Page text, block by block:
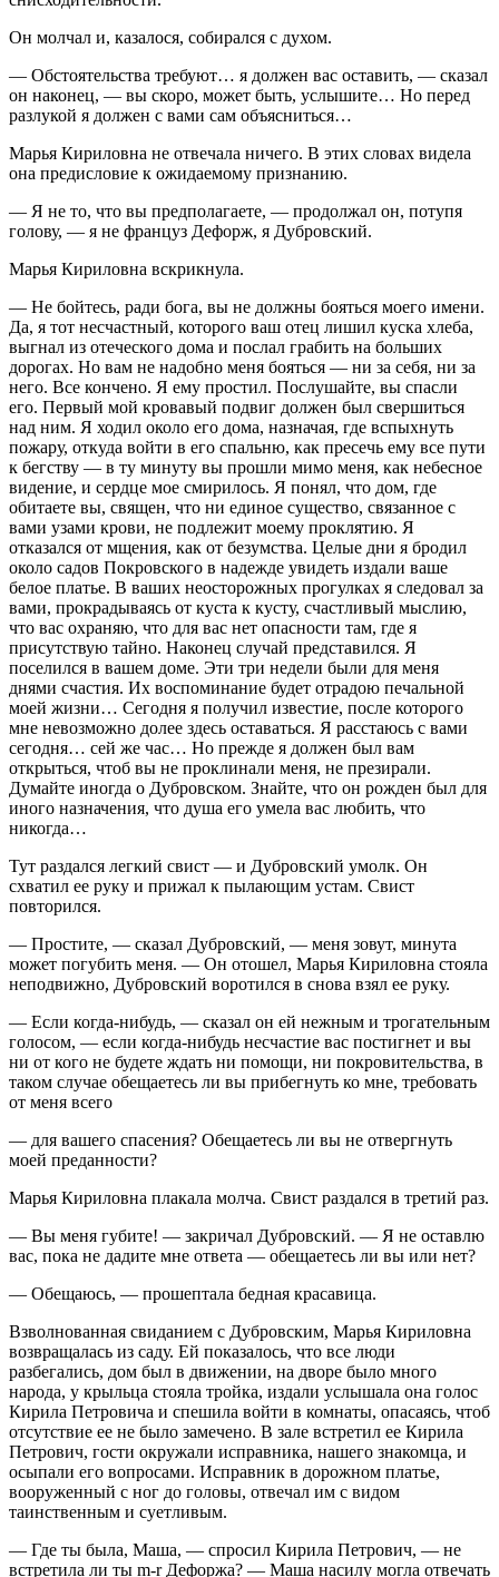
Он молчал и, казалося, собирался с духом.
— Обстоятельства требуют… я должен вас оставить, — сказал
он наконец, — вы скоро, может быть, услышите… Но перед
разлукой я должен с вами сам объясниться…
Марья Кириловна не отвечала ничего. В этих словах видела
она предисловие к ожидаемому признанию.
— Я не то, что вы предполагаете, — продолжал он, потупя
голову, — я не француз Дефорж, я Дубровский.
Марья Кириловна вскрикнула.
— Не бойтесь, ради бога, вы не должны бояться моего имени.
Да, я тот несчастный, которого ваш отец лишил куска хлеба,
выгнал из отеческого дома и послал грабить на больших
дорогах. Но вам не надобно меня бояться — ни за себя, ни за
него. Все кончено. Я ему простил. Послушайте, вы спасли
его. Первый мой кровавый подвиг должен был свершиться
над ним. Я ходил около его дома, назначая, где вспыхнуть
пожару, откуда войти в его спальню, как пресечь ему все пути
к бегству — в ту минуту вы прошли мимо меня, как небесное
видение, и сердце мое смирилось. Я понял, что дом, где
обитаете вы, священ, что ни единое существо, связанное с
вами узами крови, не подлежит моему проклятию. Я
отказался от мщения, как от безумства. Целые дни я бродил
около садов Покровского в надежде увидеть издали ваше
белое платье. В ваших неосторожных прогулках я следовал за
вами, прокрадываясь от куста к кусту, счастливый мыслию,
что вас охраняю, что для вас нет опасности там, где я
присутствую тайно. Наконец случай представился. Я
поселился в вашем доме. Эти три недели были для меня
днями счастия. Их воспоминание будет отрадою печальной
моей жизни… Сегодня я получил известие, после которого
мне невозможно долее здесь оставаться. Я расстаюсь с вами
сегодня… сей же час… Но прежде я должен был вам
открыться, чтоб вы не проклинали меня, не презирали.
Думайте иногда о Дубровском. Знайте, что он рожден был для
иного назначения, что душа его умела вас любить, что
никогда…
Тут раздался легкий свист — и Дубровский умолк. Он
схватил ее руку и прижал к пылающим устам. Свист
повторился.
— Простите, — сказал Дубровский, — меня зовут, минута
может погубить меня. — Он отошел, Марья Кириловна стояла
неподвижно, Дубровский воротился в снова взял ее руку.
— Если когда-нибудь, — сказал он ей нежным и трогательным
голосом, — если когда-нибудь несчастие вас постигнет и вы
ни от кого не будете ждать ни помощи, ни покровительства, в
таком случае обещаетесь ли вы прибегнуть ко мне, требовать
от меня всего
— для вашего спасения? Обещаетесь ли вы не отвергнуть
моей преданности?
Марья Кириловна плакала молча. Свист раздался в третий раз.
— Вы меня губите! — закричал Дубровский. — Я не оставлю
вас, пока не дадите мне ответа — обещаетесь ли вы или нет?
— Обещаюсь, — прошептала бедная красавица.
Взволнованная свиданием с Дубровским, Марья Кириловна
возвращалась из саду. Ей показалось, что все люди
разбегались, дом был в движении, на дворе было много
народа, у крыльца стояла тройка, издали услышала она голос
Кирила Петровича и спешила войти в комнаты, опасаясь, чтоб
отсутствие ее не было замечено. В зале встретил ее Кирила
Петрович, гости окружали исправника, нашего знакомца, и
осыпали его вопросами. Исправник в дорожном платье,
вооруженный с ног до головы, отвечал им с видом
таинственным и суетливым.
— Где ты была, Маша, — спросил Кирила Петрович, — не
встретила ли ты m-r Дефоржа? — Маша насилу могла отвечать